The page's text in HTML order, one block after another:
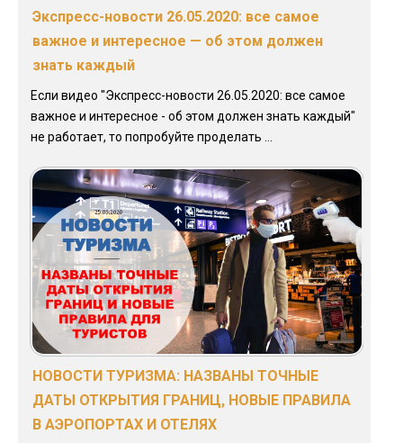
Экспресс-новости 26.05.2020: все самое
важное и интересное — об этом должен
знать каждый
Если видео "Экспресс-новости 26.05.2020: все самое
важное и интересное - об этом должен знать каждый"
не работает, то попробуйте проделать ...
НОВОСТИ ТУРИЗМА: НАЗВАНЫ ТОЧНЫЕ
ДАТЫ ОТКРЫТИЯ ГРАНИЦ, НОВЫЕ ПРАВИЛА
В АЭРОПОРТАХ И ОТЕЛЯХ